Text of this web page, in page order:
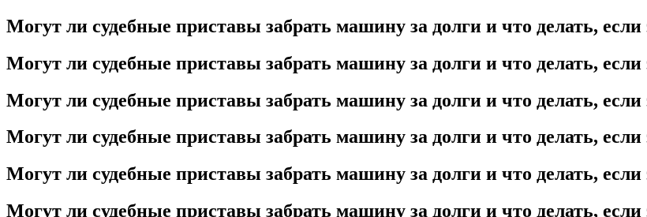
Могут ли судебные приставы забрать машину за долги и что делать,
Могут ли судебные приставы забрать машину за долги и что делать,
Могут ли судебные приставы забрать машину за долги и что делать,
Могут ли судебные приставы забрать машину за долги и что делать,
Могут ли судебные приставы забрать машину за долги и что делать,
Могут ли судебные приставы забрать машину за долги и что делать,